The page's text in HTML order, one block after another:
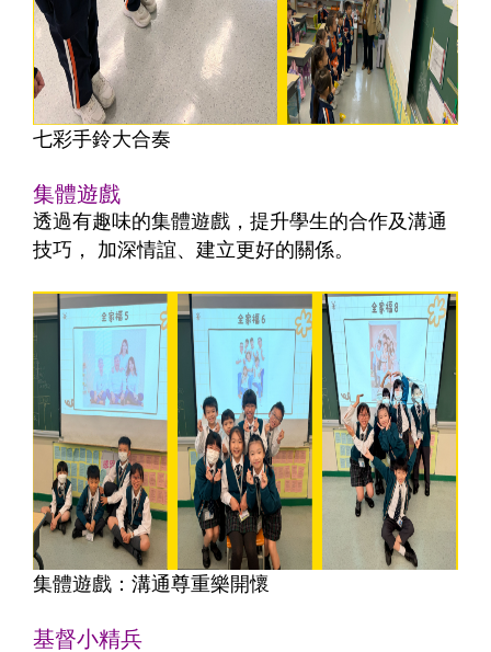
七彩手鈴大合奏
集體遊戲
透過有趣味的集體遊戲，提升學生的合作及溝通
技巧， 加深情誼、建立更好的關係。
集體遊戲：溝通尊重樂開懷
基督小精兵